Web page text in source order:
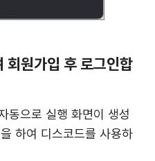
회원가입 후 로그인합
동으로 실행 화면이 생성
하여 디스코드를 사용하